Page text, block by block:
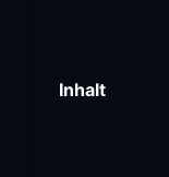
Inhalt